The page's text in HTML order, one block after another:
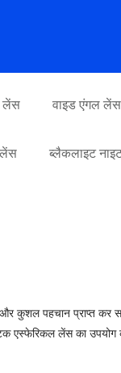
लेंस वाइड एंगल लेंस
लेंस ब्लैकलाइट
और कुशल पहचान प्राप्त
एस्फेरिकल लेंस का उपयोग